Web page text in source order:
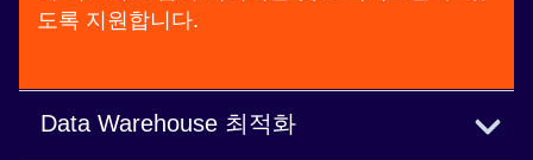
도록 지원합니다.
Data Warehouse 최적화